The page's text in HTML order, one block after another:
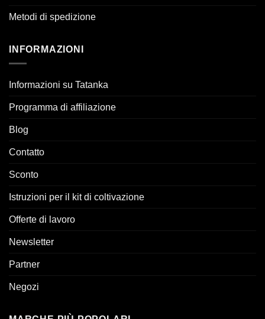
Metodi di spedizione
INFORMAZIONI
Informazioni su Tatanka
Programma di affiliazione
Blog
Contatto
Sconto
Istruzioni per il kit di coltivazione
Offerte di lavoro
Newsletter
Partner
Negozi